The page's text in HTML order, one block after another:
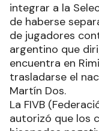
integrar a la
de haberse
de jugadores
argentino que
encuentra en
trasladarse el
Martín Dos.
La FIVB
autorizó que los